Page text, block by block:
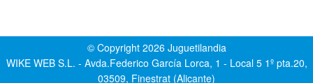
© Copyright 2026 Juguetilandia
WIKE WEB S.L. - Avda.Federico García Lorca, 1 - Local 5 1º pta.20,
03509, Finestrat (Alicante)